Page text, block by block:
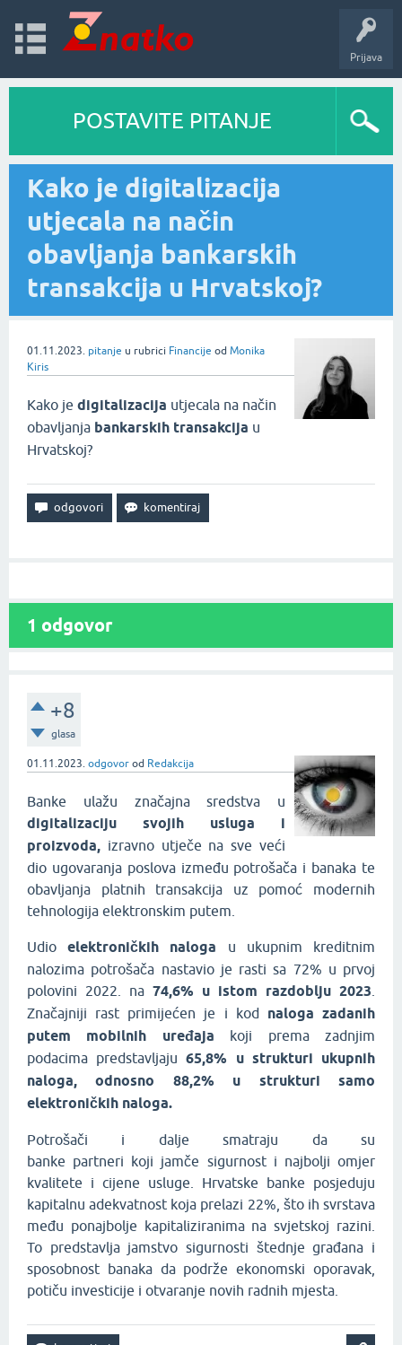
Prijava
POSTAVITE PITANJE
Kako je digitalizacija
utjecala na način
obavljanja bankarskih
transakcija u Hrvatskoj?
01.11.2023. pitanje u rubrici Financije od Monika
Kiris
Kako je digitalizacija utjecala na način
obavljanja bankarskih transakcija u
Hrvatskoj?
1 odgovor
+8
glasa
01.11.2023. odgovor od Redakcija
Banke ulažu značajna sredstva u
digitalizaciju svojih usluga i
proizvoda, izravno utječe na sve veći
dio ugovaranja poslova između potrošača i banaka te
obavljanja platnih transakcija uz pomoć modernih
tehnologija elektronskim putem.
Udioelektroničkih naloga u ukupnim kreditnim
nalozima potrošača nastavio je rasti sa 72% u prvoj
polovini 2022. na 74,6% u istom razdoblju 2023
Značajniji rast primijećen je i kod naloga zadanih
putem mobilnih uređaja koji prema zadnjim
podacima predstavljaju65,8% u strukturi ukupnih
naloga, odnosno 88,2% u strukturi samo
elektroničkih naloga.
Potrošači i dalje smatraju da su
banke partneri koji jamče sigurnost i najbolji omjer
kvalitete i cijene usluge. Hrvatske banke posjeduju
kapitalnu adekvatnost koja prelazi 22%, što ih svrstava
među ponajbolje kapitaliziranima na svjetskoj razini.
To predstavlja jamstvo sigurnosti štednje građana i
sposobnost banaka da podrže ekonomski oporavak,
potiču investicije i otvaranje novih radnih mjesta.